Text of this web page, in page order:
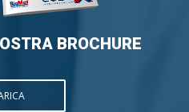
BROCHURE